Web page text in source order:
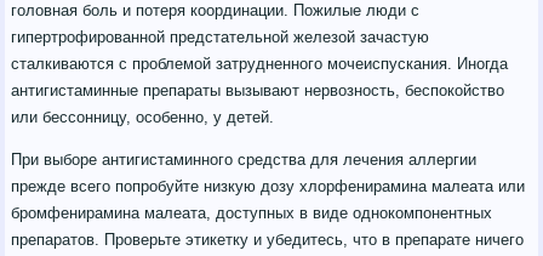
головная боль и потеря координации. Пожилые люди с
гипертрофированной предстательной железой зачастую
сталкиваются с проблемой затрудненного мочеиспускания. Иногда
антигистаминные препараты вызывают нервозность, беспокойство
или бессонницу, особенно, у детей.
При выборе антигистаминного средства для лечения аллергии
прежде всего попробуйте низкую дозу хлорфенирамина малеата или
бромфенирамина малеата, доступных в виде однокомпонентных
препаратов. Проверьте этикетку и убедитесь, что в препарате ничего